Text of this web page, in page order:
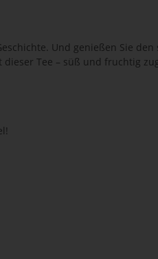
Und genießen Sie
Tee – süß und fruchtig